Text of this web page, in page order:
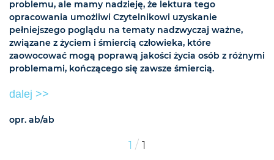
problemu, ale mamy nadzieję, że lektura tego
opracowania umożliwi Czytelnikowi uzyskanie
pełniejszego poglądu na tematy nadzwyczaj ważne,
związane z życiem i śmiercią człowieka, które
zaowocować mogą poprawą jakości życia osób z różnymi
problemami, kończącego się zawsze śmiercią.
dalej >>
opr. ab/ab
1 / 1